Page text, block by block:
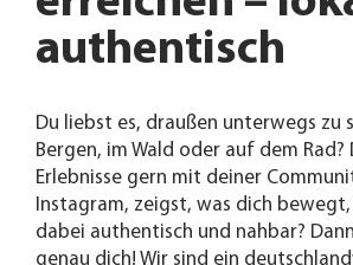
Du liebst es, draußen unterwegs zu
Bergen, im Wald oder auf dem
Erlebnisse gern mit deiner
Instagram, zeigst, was dich
dabei authentisch und nahbar?
genau dich! Wir sind ein
authentisch